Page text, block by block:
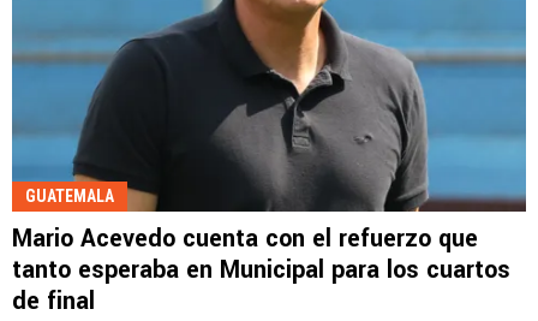
GUATEMALA
Mario Acevedo cuenta con el refuerzo que
tanto esperaba en Municipal para los cuartos
de final